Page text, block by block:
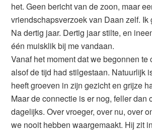
het. Geen bericht van de zoon, maar
vriendschapsverzoek van Daan zelf. Ik
Na dertig jaar. Dertig jaar stilte, en
één muisklik bij me vandaan.
Vanaf het moment dat we begonnen te
alsof de tijd had stilgestaan. Natuurlijk
heeft groeven in zijn gezicht en grijze
Maar de connectie is er nog, feller dan
dagelijks. Over vroeger, over nu, over
we nooit hebben waargemaakt. Hij zit